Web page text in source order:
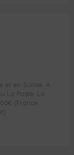
et en Suisse. À
La Poste. La
(France